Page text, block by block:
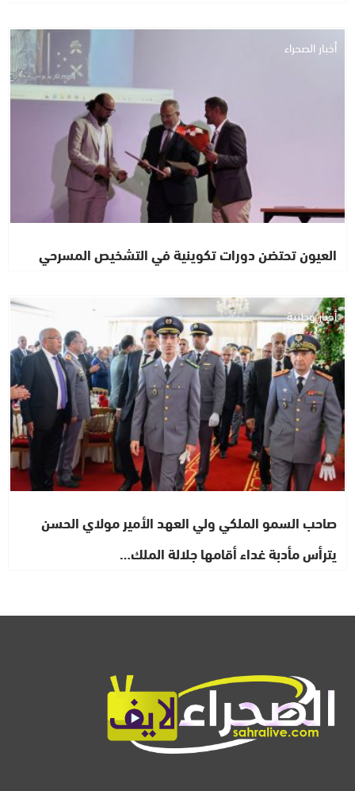
أخبار الصحراء
العيون تحتضن دورات تكوينية في التشخيص المسرحي
أخبار وطنية
صاحب السمو الملكي ولي العهد الأمير مولاي الحسن
يترأس مأدبة غداء أقامها جلالة الملك…